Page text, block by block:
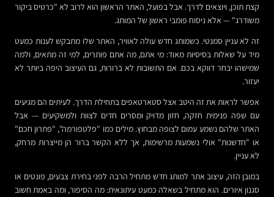
קצת תוכן, ויוצאים לדרך. אבל בפועל, האתר הראשון הוא לרוב לא "כרטיס ביקור
משודרג" — אלא ניסוח פומבי ראשון של המותג.
זה לא עניין סמנטי. כשמותג חדש עולה לאוויר, האתר שלו מתבקש לענות כמעט
מיד על שאלות בסיסיות מאוד: מי אתם, מה אתם פותרים, למי זה מתאים, ולמה
שמישהו יבחר דווקא בכם. אם התשובות לא ברורות, גם העיצוב היפה ביותר לא
יעזור.
אפשר לראות את זה היטב אצל סטארטאפים בתחילת הדרך. לעיתים הם מגיעים
עם שפה פנימית חזקה, חזון מדויק ומסרים חדים לצוות ולמשקיעים — אבל
האתר שלהם נשמע עמום לצופה מבחוץ. מילים כמו "פלטפורמה", "פתרון חכם"
או "חדשנות" אולי נשמעות מרשימות, אך ללא הקשר ברור הן מייצרות מרחק,
לא עניין.
במובן הזה, עיצוב אתר למותג חדש מתחיל הרבה לפני בחירת צבעים, פונטים או
סגנון איורים. הוא מתחיל בשאלה כמעט עיתונאית: מה הסיפור, ומה באמת חשוב